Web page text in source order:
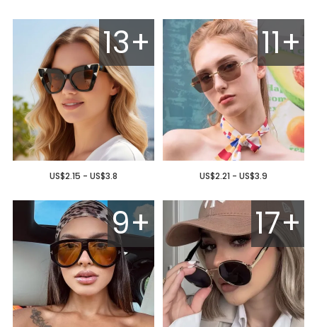
13+
US$2.15 - US$3.8
11+
US$2.21 - US$3.9
9+ 17+